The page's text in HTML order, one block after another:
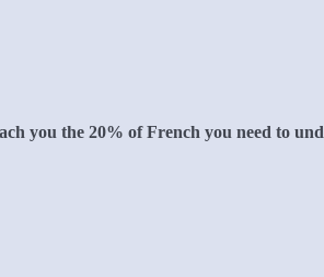
you the 20% of French you need to